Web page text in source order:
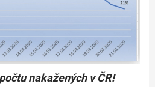
nakažených v ČR!